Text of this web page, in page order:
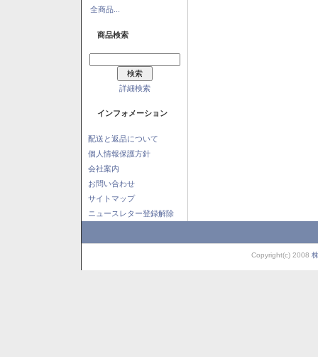
全商品...
商品検索
詳細検索
インフォメーション
配送と返品について
個人情報保護方針
会社案内
お問い合わせ
サイトマップ
ニュースレター登録解除
Copyright(c) 2008